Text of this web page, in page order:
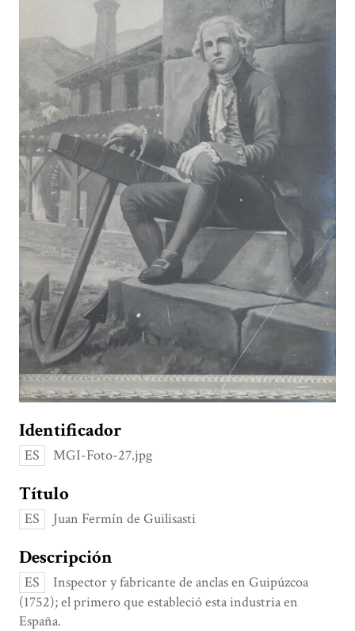
Identificador
ES MGI-Foto-27.jpg
Título
ES Juan Fermín de Guilisasti
Descripción
ES
Inspector y fabricante de anclas en Guipúzcoa
(1752); el primero que estableció esta industria en
España.